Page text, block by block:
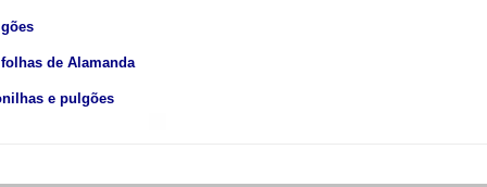
de Alamanda
e pulgões